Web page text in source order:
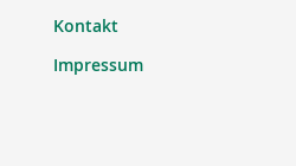
Kontakt
Impressum